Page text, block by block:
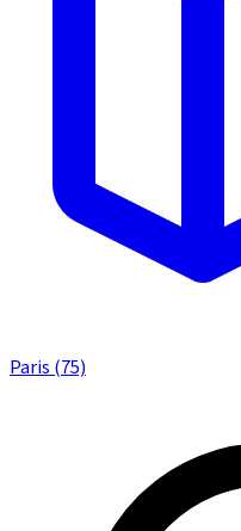
Paris (75)